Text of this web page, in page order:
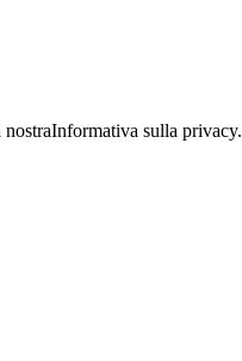
Informativa sulla privacy.